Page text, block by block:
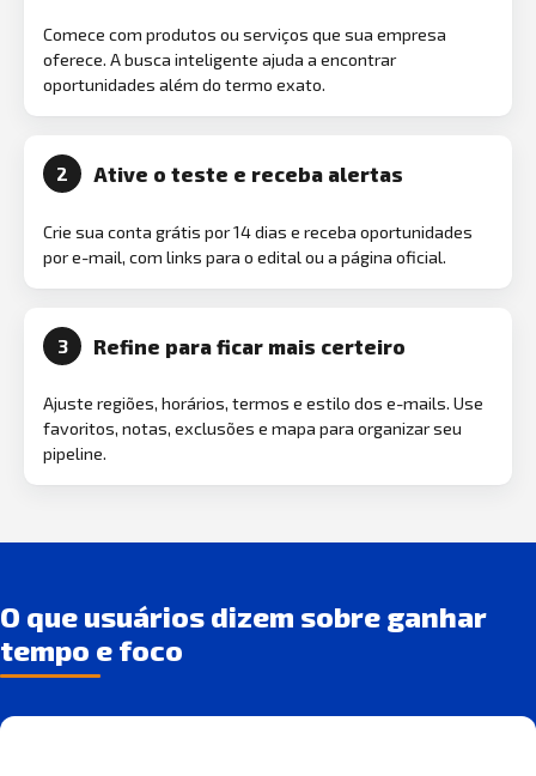
Comece com produtos ou serviços que sua empresa
oferece. A busca inteligente ajuda a encontrar
oportunidades além do termo exato.
2 Ative o teste e receba alertas
Crie sua conta grátis por 14 dias e receba oportunidades
por e-mail, com links para o edital ou a página oficial.
3 Refine para ficar mais certeiro
Ajuste regiões, horários, termos e estilo dos e-mails. Use
favoritos, notas, exclusões e mapa para organizar seu
pipeline.
O que usuários dizem sobre ganhar
tempo e foco